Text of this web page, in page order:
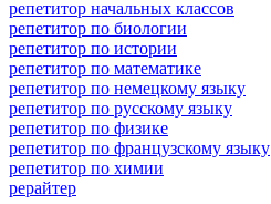
репетитор начальных классов
репетитор по биологии
репетитор по истории
репетитор по математике
репетитор по немецкому языку
репетитор по русскому языку
репетитор по физике
репетитор по французскому языку
репетитор по химии
рерайтер